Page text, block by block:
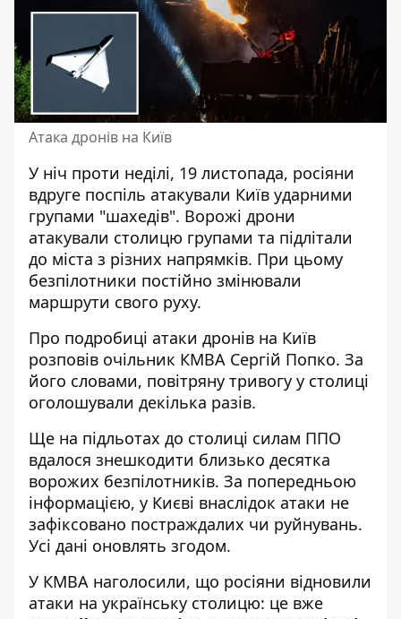
Атака дронів на Київ
У ніч проти неділі, 19 листопада, росіяни
вдруге поспіль атакували Київ ударними
групами "шахедів". Ворожі дрони
атакували столицю групами та підлітали
до міста з різних напрямків. При цьому
безпілотники постійно змінювали
маршрути свого руху.
Про подробиці атаки дронів на Київ
розповів очільник КМВА Сергій Попко. За
його словами, повітряну тривогу у столиці
оголошували декілька разів.
Ще на підльотах до столиці силам ППО
вдалося знешкодити близько десятка
ворожих безпілотників. За попередньою
інформацією, у Києві внаслідок атаки не
зафіксовано постраждалих чи руйнувань.
Усі дані оновлять згодом.
У КМВА наголосили, що росіяни відновили
атаки на українську столицю: це вже